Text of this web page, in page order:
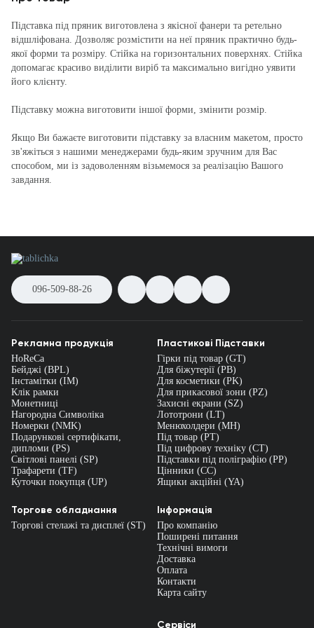
Підставка під пряник виготовлена з якісної фанери та ретельно
відшліфована. Дозволяє розмістити на неї пряник практично будь-
якої форми та розміру. Стійка на горизонтальних поверхнях. Стійка
допомагає красиво виділити виріб та максимально вигідно уявити
його клієнту.
Підставку можна виготовити іншої форми, змінити розмір.
Якщо Ви бажаєте виготовити підставку за власним макетом, просто
зв'яжіться з нашими менеджерами будь-яким зручним для Вас
способом, ми із задоволенням візьмемося за реалізацію Вашого
завдання.
096-509-88-26
Рекламна продукція
HoReCa
Бейджі (BPL)
Інстамітки (IM)
Клік рамки
Монетниці
Нагородна Символіка
Номерки (NMK)
Подарункові сертифікати,
дипломи (PS)
Світлові панелі (SP)
Трафарети (TF)
Куточки покупця (UP)
Пластикові Підставки
Гірки під товар (GT)
Для біжутерії (PB)
Для косметики (PK)
Для прикасової зони (PZ)
Захисні екрани (SZ)
Лототрони (LT)
Менюхолдери (MH)
Під товар (PT)
Під цифрову техніку (CT)
Підставки під поліграфію (PP)
Цінники (СС)
Ящики акційні (YA)
Торгове обладнання
Торгові стелажі та дисплеї (ST)
Інформація
Про компанію
Поширені питання
Технічні вимоги
Доставка
Оплата
Контакти
Карта сайту
Сервіси